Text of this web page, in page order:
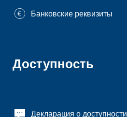
Банковские реквизиты
Доступность
Декларация о доступности